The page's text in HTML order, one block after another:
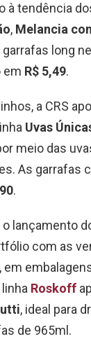
à tendência
, Melancia
garrafas long
em R$ 5,49.
a CRS
Uvas
meio das
As garrafas
.
lançamento
com as
, em
Roskoff
, ideal para
de 965ml.